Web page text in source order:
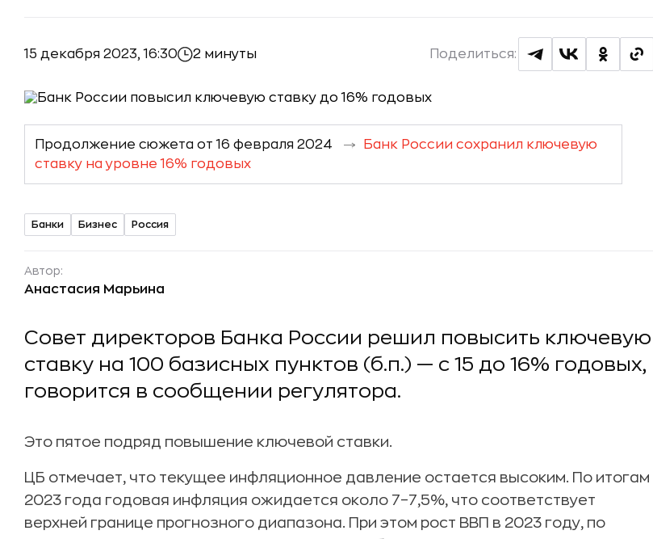
15 декабря 2023, 16:30 2 минуты Поделиться:
Продолжение сюжета от 16 февраля 2024
Банк России сохранил ключевую
ставку на уровне 16% годовых
Банки Бизнес Россия
Автор:
Анастасия Марьина
Совет директоров Банка России решил повысить ключевую
ставку на 100 базисных пунктов (б.п.) — c 15 до 16% годовых,
говорится в сообщении регулятора.
Это пятое подряд повышение ключевой ставки.
ЦБ отмечает, что текущее инфляционное давление остается высоким. По итогам
2023 года годовая инфляция ожидается около 7–7,5%, что соответствует
верхней границе прогнозного диапазона. При этом рост ВВП в 2023 году, по